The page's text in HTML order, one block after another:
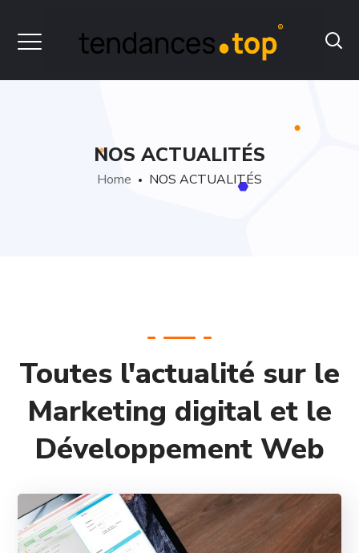
NOS ACTUALITÉS
Home NOS ACTUALITÉS
Toutes l'actualité sur le
Marketing digital et le
Développement Web